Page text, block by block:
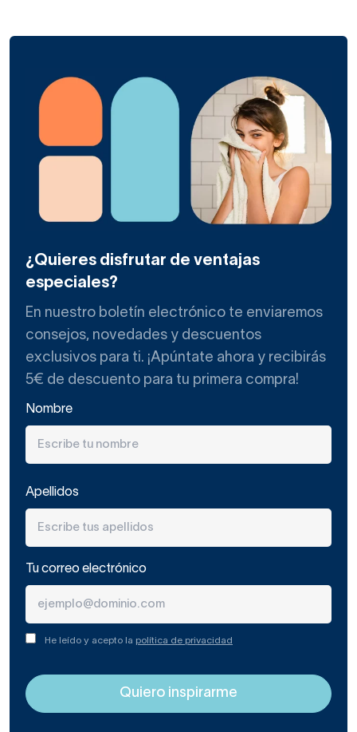
¿Quieres disfrutar de ventajas
especiales?
En nuestro boletín electrónico te enviaremos
consejos, novedades y descuentos
exclusivos para ti. ¡Apúntate ahora y recibirás
5€ de descuento para tu primera compra!
Nombre
Apellidos
Tu correo electrónico
He leído y acepto la política de privacidad